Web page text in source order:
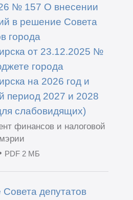
№ 157 О внесении
в решение Совета
города
от 23.12.2025 №
города
на 2026 год и
период 2027 и 2028
слабовидящих)
финансов и налоговой
PDF 2 МБ
депутатов